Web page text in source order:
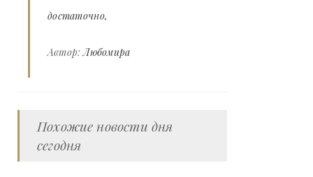
достаточно
Автор:Любомира
Похожие новости дня
сегодня